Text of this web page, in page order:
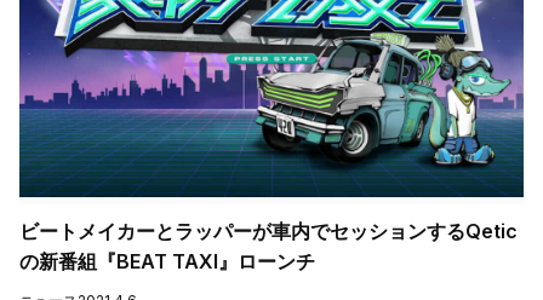
ビートメイカーとラッパーが車内でセッションするQetic
の新番組『BEAT TAXI』ローンチ